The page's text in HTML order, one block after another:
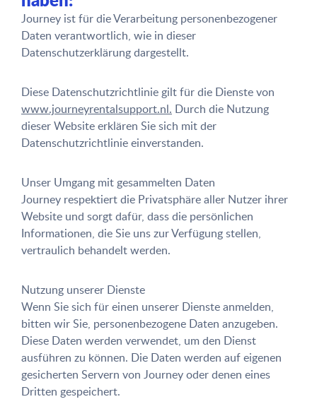
Journey ist für die Verarbeitung personenbezogener
Daten verantwortlich, wie in dieser
Datenschutzerklärung dargestellt.
Diese Datenschutzrichtlinie gilt für die Dienste von
www.journeyrentalsupport.nl. Durch die Nutzung
dieser Website erklären Sie sich mit der
Datenschutzrichtlinie einverstanden.
Unser Umgang mit gesammelten Daten
Journey respektiert die Privatsphäre aller Nutzer ihrer
Website und sorgt dafür, dass die persönlichen
Informationen, die Sie uns zur Verfügung stellen,
vertraulich behandelt werden.
Nutzung unserer Dienste
Wenn Sie sich für einen unserer Dienste anmelden,
bitten wir Sie, personenbezogene Daten anzugeben.
Diese Daten werden verwendet, um den Dienst
ausführen zu können. Die Daten werden auf eigenen
gesicherten Servern von Journey oder denen eines
Dritten gespeichert.